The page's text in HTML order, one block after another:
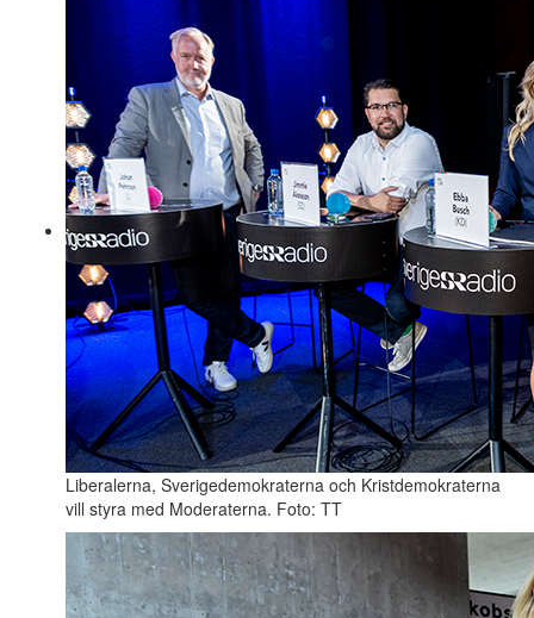
Liberalerna, Sverigedemokraterna och Kristdemokraterna
vill styra med Moderaterna. Foto: TT